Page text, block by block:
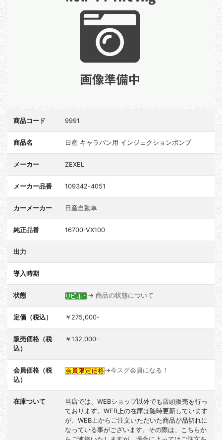
商品コード 9991
商品名 日産 キャラバン用 インジェクションポンプ
メーカー ZEXEL
メーカー品番 109342-4051
カーメーカー 日産自動車
純正品番 16700-VX100
出力
導入時期
状態 → 商品の状態について
定価（税込） ￥275,000-
販売価格（税
込）
￥132,000-
会員価格（税
込）
→今スグ会員になる！
在庫ついて
当店では、WEBショップ以外でも店頭販売を行っ
ております。WEB上の在庫は随時更新しています
が、WEB上からご注文いただいた商品が品切れに
なっている事がございます。その際は、こちらか